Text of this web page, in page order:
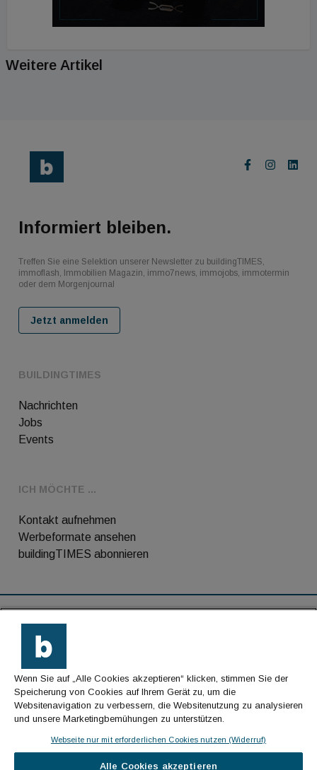
Weitere Artikel
BUILDINGTIMES
Nachrichten
Jobs
Events
ICH MÖCHTE ...
Kontakt aufnehmen
Werbeformate ansehen
buildingTIMES abonnieren
Informiert bleiben.
Treffen Sie eine Selektion unserer Newsletter zu buildingTIMES,
immoflash, Immobilien Magazin, immo7news, immojobs, immotermin
oder dem Morgenjournal
Jetzt anmelden
Kontakt
Impressum
Datenschutz
Wenn Sie auf „Alle Cookies akzeptieren“ klicken, stimmen Sie der
Speicherung von Cookies auf Ihrem Gerät zu, um die
Websitenavigation zu verbessern, die Websitenutzung zu analysieren
und unsere Marketingbemühungen zu unterstützen.
Webseite nur mit erforderlichen Cookies nutzen (Widerruf)
Alle Cookies akzeptieren